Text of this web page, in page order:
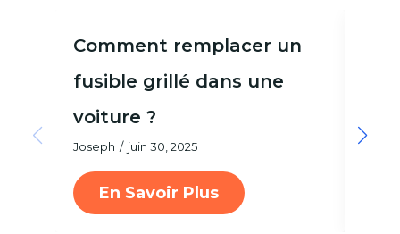
Comment remplacer un
fusible grillé dans une
voiture ?
Joseph juin 30, 2025
En Savoir Plus